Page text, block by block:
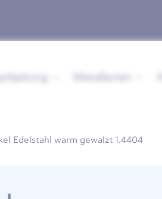
Edelstahl warm gewalzt 1.4404